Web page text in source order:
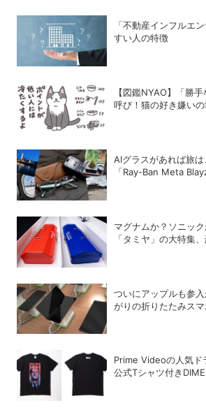
「不動産インフルエ
すい人の特徴
【図鑑NYAO】「勝
呼び！猫の好き嫌い
AIグラスがあれば旅は
「Ray-Ban Meta
マグナムか？ソニッ
「タミヤ」の大特集
ついにアップルも参
がりの折りたたみス
Prime Videoの人気ド
公式Tシャツ付き